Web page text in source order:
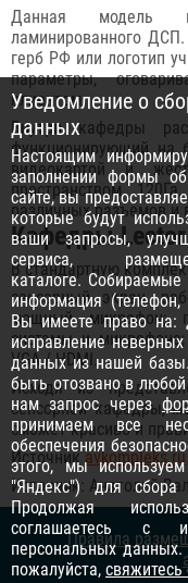
Данная модель
ламинированного
герб РФ или логотип
параметры,
клиентом.
Внутри кафедры
функционирующий на
видеокартой и
пространством
различных разъемов и
Кафедры Lector
В стандартную
сенсорный экран,
мощный микрофон;
системы и микрофона;
VGA / HDMI.
Исходя из
сенсорной кафедры,
сможет красиво и
Источникavkompleks.ru
Источник: Анатолий
Правила
Уведомление о
данных
Настоящим
заполнении формы
сайте, вы
которые будут
ваши запросы,
сервиса,
каталоге.
информация
Вы имеете право на:
исправление
данных из нашей
быть отозвано в
нам запрос через
принимаем все
обеспечения
этого, мы
"Яндекс") для сбора
Продолжая
соглашаетесь с
персональных
пожалуйста, свяжитесь